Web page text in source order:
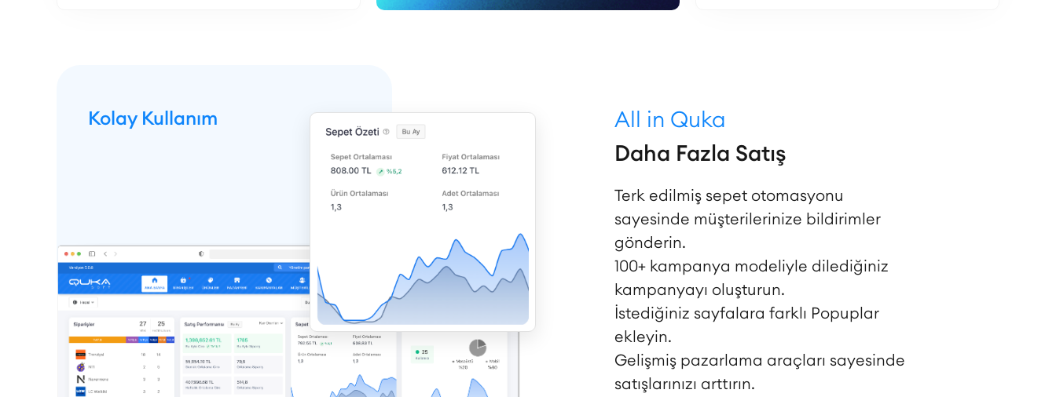
Kolay Kullanım
All in Quka
Daha Fazla Satış
Terk edilmiş sepet otomasyonu
sayesinde müşterilerinize bildirimler
gönderin.
100+ kampanya modeliyle dilediğiniz
kampanyayı oluşturun.
İstediğiniz sayfalara farklı Popuplar
ekleyin.
Gelişmiş pazarlama araçları sayesinde
satışlarınızı arttırın.